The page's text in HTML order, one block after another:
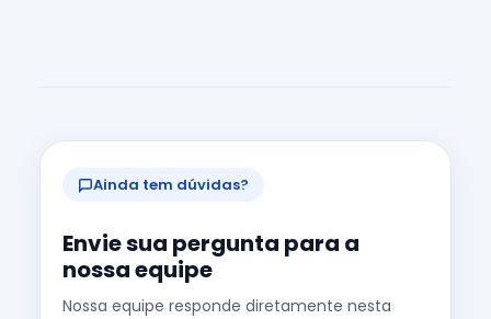
Ainda tem dúvidas?
Envie sua pergunta para a
nossa equipe
Nossa equipe responde diretamente nesta